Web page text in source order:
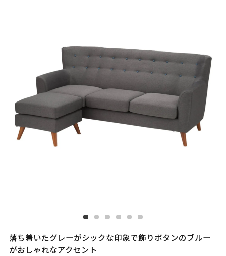
落ち着いたグレーがシックな印象で飾りボタンのブルー
がおしゃれなアクセント